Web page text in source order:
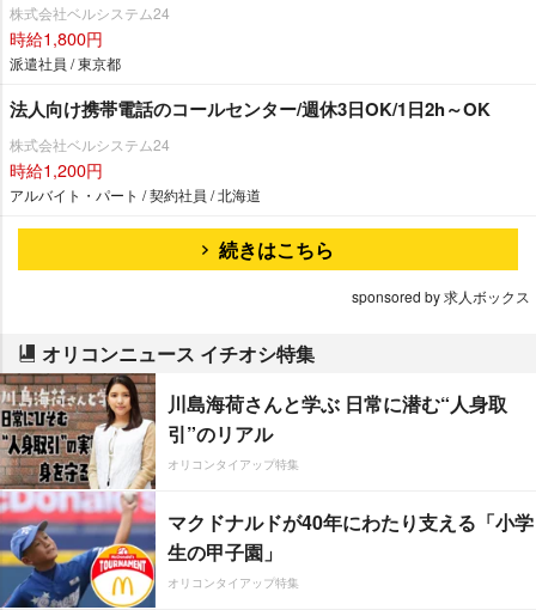
株式会社ベルシステム24
時給1,800円
派遣社員 / 東京都
法人向け携帯電話のコールセンター/週休3日OK/1日2h～OK
株式会社ベルシステム24
時給1,200円
アルバイト・パート / 契約社員 / 北海道
続きはこちら
sponsored by 求人ボックス
オリコンニュース イチオシ特集
川島海荷さんと学ぶ 日常に潜む“人身取
引”のリアル
オリコンタイアップ特集
マクドナルドが40年にわたり支える「小学
生の甲子園」
オリコンタイアップ特集